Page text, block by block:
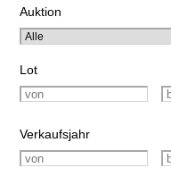
Auktion
Lot
Verkaufsjahr